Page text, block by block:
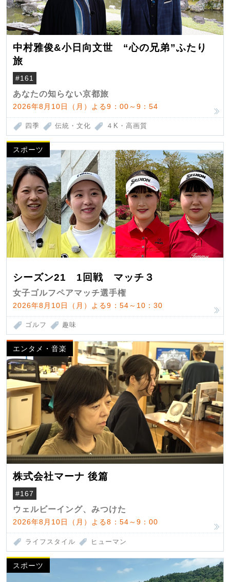
中村雅俊&小日向文世 “心の兄弟”ふたり
旅
#161
あなたの知らない京都旅
2026年8月10日（月）よる9：00～9：54
四季 伝統・文化 ４K・高画質
スポーツ
シーズン21 1回戦 マッチ３
女子ゴルフペアマッチ選手権
2026年8月10日（月）よる9：54～10：30
ゴルフ 趣味
エンタメ・音楽
株式会社マーナ 後篇
#167
ウェルビーイング、みつけた
2026年8月10日（月）よる8：54～9：00
ライフスタイル ヒューマン
スポーツ